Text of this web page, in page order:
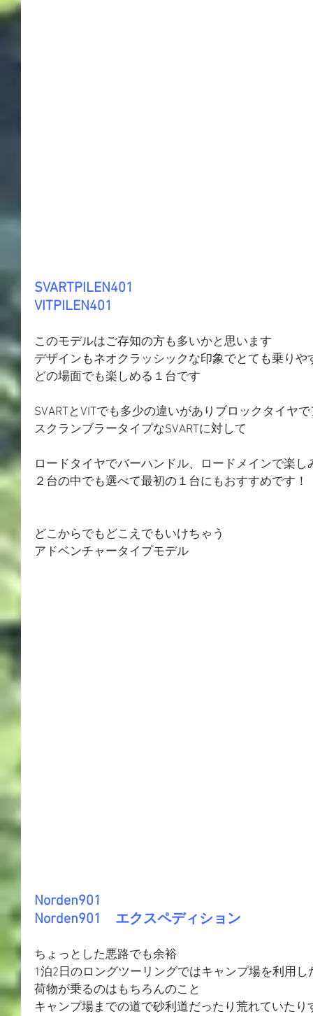
SVARTPILEN401
VITPILEN401
このモデルはご存知の方も多いかと思います
デザインもネオクラッシックな印象でとても乗りや
どの場面でも楽しめる１台です
SVARTとVITでも多少の違いがありブロックタイヤ
スクランブラータイプなSVARTに対して
ロードタイヤでバーハンドル、ロードメインで楽
２台の中でも選べて最初の１台にもおすすめです！
どこからでもどこえでもいけちゃう
アドベンチャータイプモデル
Norden901
Norden901　エクスペディション
ちょっとした悪路でも余裕
1泊2日のロングツーリングではキャンプ場を利用
荷物が乗るのはもちろんのこと
キャンプ場までの道で砂利道だったり荒れていたり